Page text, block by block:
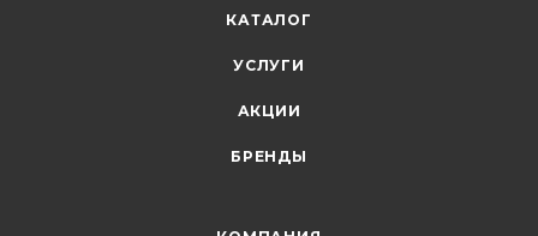
КАТАЛОГ
УСЛУГИ
АКЦИИ
БРЕНДЫ